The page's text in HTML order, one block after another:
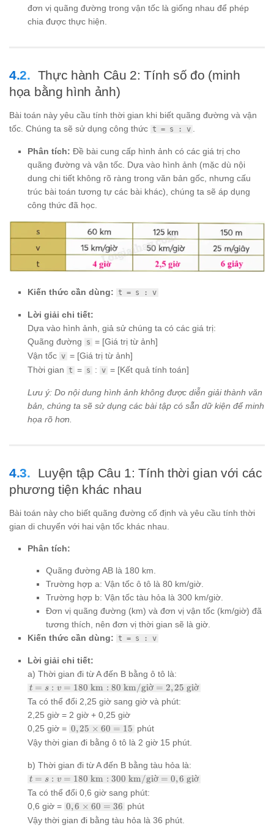
đơn vị quãng đường trong vận tốc là giống nhau để phép
chia được thực hiện.
Thực hành Câu 2: Tính số đo (minh
họa bằng hình ảnh)
Bài toán này yêu cầu tính thời gian khi biết quãng đường và vận
tốc. Chúng ta sẽ sử dụng công thức t = s : v
Phân tích: Đề bài cung cấp hình ảnh có các giá trị cho
quãng đường và vận tốc. Dựa vào hình ảnh (mặc dù nội
dung chi tiết không rõ ràng trong văn bản gốc, nhưng cấu
trúc bài toán tương tự các bài khác), chúng ta sẽ áp dụng
công thức đã học.
Kiến thức cần dùng: t = s : v
Lời giải chi tiết:
Dựa vào hình ảnh, giả sử chúng ta có các giá trị:
Quãng đường
s = [Giá trị từ ảnh]
Vận tốc v = [Giá trị từ ảnh]
Thời gian t = s : v = [Kết quả tính toán]
Lưu ý: Do nội dung hình ảnh không được diễn giải thành văn
bản, chúng ta sẽ sử dụng các bài tập có sẵn dữ kiện để minh
họa rõ hơn.
Luyện tập Câu 1: Tính thời gian với các
phương tiện khác nhau
Bài toán này cho biết quãng đường cố định và yêu cầu tính thời
gian di chuyển với hai vận tốc khác nhau.
Phân tích:
Quãng đường AB là 180 km.
Trường hợp a: Vận tốc ô tô là 80 km/giờ.
Trường hợp b: Vận tốc tàu hỏa là 300 km/giờ.
Đơn vị quãng đường (km) và đơn vị vận tốc (km/giờ) đã
tương thích, nên đơn vị thời gian sẽ là giờ.
Kiến thức cần dùng: t = s : v
Lời giải chi tiết:
a) Thời gian đi từ A đến B bằng ô tô là:
t = s : v
= 180
\text{
km} : 80
\text{
km/giờ}
= 2,25
giờ}
t = s : v = 180 km : 80 km/giờ = 2, 25 giờ
Ta có thể đổi 2,25 giờ sang giờ và phút:
2,25 giờ = 2 giờ + 0,25 giờ
0,25 giờ = 0,25
\times
60 =
0, 25 × 60 = 15 phút
Vậy thời gian đi bằng ô tô là 2 giờ 15 phút.
b) Thời gian đi từ A đến B bằng tàu hỏa là:
t = s : v
= 180
\text{
km} :
300
t = s : v = 180 km : 300 km/giờ = 0, 6 giờ
Ta có thể đổi 0,6 giờ sang phút:
0,6 giờ = 0,6
\times
60 =
0, 6 × 60 = 36 phút
Vậy thời gian đi bằng tàu hỏa là 36 phút.